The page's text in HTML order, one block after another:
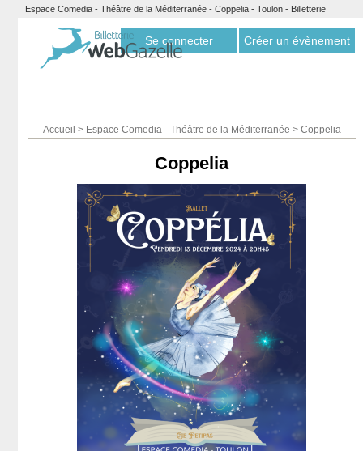
Espace Comedia - Théâtre de la Méditerranée - Coppelia - Toulon - Billetterie
Se connecter Créer un évènement
Accueil > Espace Comedia - Théâtre de la Méditerranée > Coppelia
Coppelia